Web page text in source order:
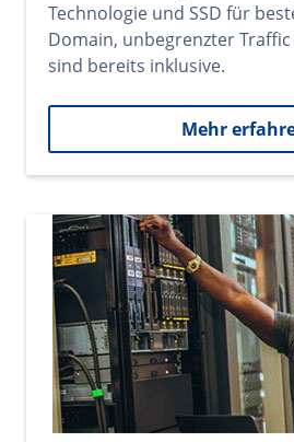
Technologie und SSD für
Domain, unbegrenzter
sind bereits inklusive.
Mehr